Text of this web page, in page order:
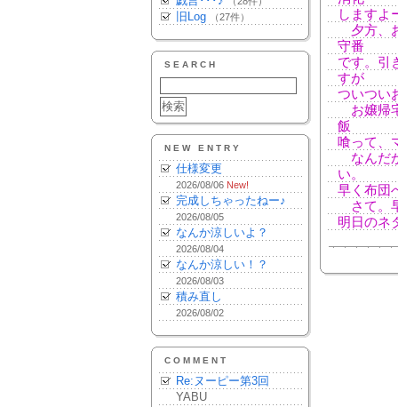
旧Log （27件）
SEARCH
NEW ENTRY
仕様変更
2026/08/06 New!
完成しちゃったねー♪
2026/08/05
なんか涼しいよ？
2026/08/04
なんか涼しい！？
2026/08/03
積み直し
2026/08/02
COMMENT
Re:ヌーピー第3回
YABU
しますよ
夕方、
守番
です。引
すが
ついつい
お嬢帰
飯
喰って、
なんだ
い。
早く布団
さて。
明日のネ